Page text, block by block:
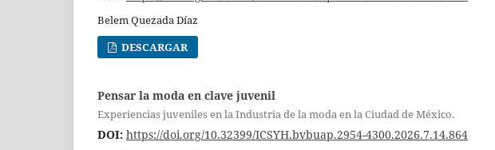
Belem Quezada Díaz
DESCARGAR
Pensar la moda en clave juvenil
Experiencias juveniles en la Industria de la moda en la Ciudad de México.
DOI: https://doi.org/10.32399/ICSYH.bvbuap.2954-4300.2026.7.14.864